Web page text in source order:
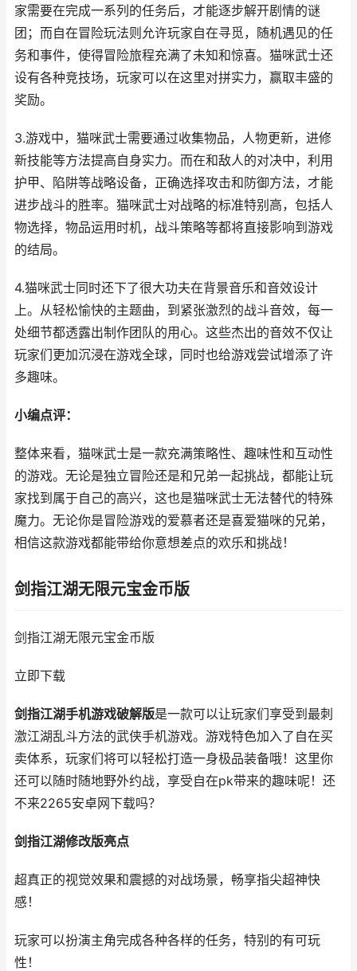
家需要在完成一系列的任务后，才能逐步解开剧情的谜
团；而自在冒险玩法则允许玩家自在寻觅，随机遇见的任
务和事件，使得冒险旅程充满了未知和惊喜。猫咪武士还
设有各种竞技场，玩家可以在这里对拼实力，赢取丰盛的
奖励。
3.游戏中，猫咪武士需要通过收集物品，人物更新，进修
新技能等方法提高自身实力。而在和敌人的对决中，利用
护甲、陷阱等战略设备，正确选择攻击和防御方法，才能
进步战斗的胜率。猫咪武士对战略的标准特别高，包括人
物选择，物品运用时机，战斗策略等都将直接影响到游戏
的结局。
4.猫咪武士同时还下了很大功夫在背景音乐和音效设计
上。从轻松愉快的主题曲，到紧张激烈的战斗音效，每一
处细节都透露出制作团队的用心。这些杰出的音效不仅让
玩家们更加沉浸在游戏全球，同时也给游戏尝试增添了许
多趣味。
小编点评：
整体来看，猫咪武士是一款充满策略性、趣味性和互动性
的游戏。无论是独立冒险还是和兄弟一起挑战，都能让玩
家找到属于自己的高兴，这也是猫咪武士无法替代的特殊
魔力。无论你是冒险游戏的爱慕者还是喜爱猫咪的兄弟，
相信这款游戏都能带给你意想差点的欢乐和挑战！
剑指江湖无限元宝金币版
剑指江湖无限元宝金币版
立即下载
剑指江湖手机游戏破解版是一款可以让玩家们享受到最刺
激江湖乱斗方法的武侠手机游戏。游戏特色加入了自在买
卖体系，玩家们将可以轻松打造一身极品装备哦！这里你
还可以随时随地野外约战，享受自在pk带来的趣味呢！还
不来2265安卓网下载吗？
剑指江湖修改版亮点
超真正的视觉效果和震撼的对战场景，畅享指尖超神快
感！
玩家可以扮演主角完成各种各样的任务，特别的有可玩
性！